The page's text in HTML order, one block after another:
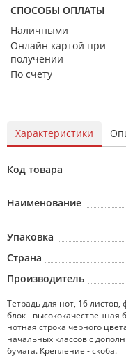
СПОСОБЫ ОПЛАТЫ
Наличными
Онлайн картой при
получении
По счету
Характеристики
Код товара
Наименование
Упаковка
Страна
Производитель
Тетрадь для нот, 16
блок - высококачественная
нотная строка черного
начальных классов с
бумага. Крепление - скоба.